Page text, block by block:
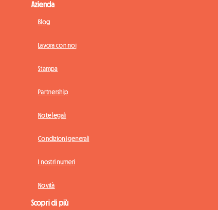
Azienda
Blog
Lavora con noi
Stampa
Partnership
Note legali
Condizioni generali
I nostri numeri
Novità
Scopri di più